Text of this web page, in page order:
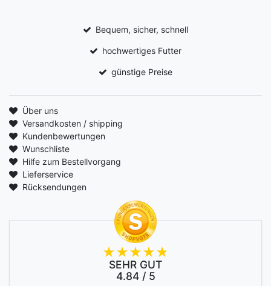
Bequem, sicher, schnell
hochwertiges Futter
günstige Preise
Über uns
Versandkosten / shipping
Kundenbewertungen
Wunschliste
Hilfe zum Bestellvorgang
Lieferservice
Rücksendungen
SEHR GUT
4.84 / 5